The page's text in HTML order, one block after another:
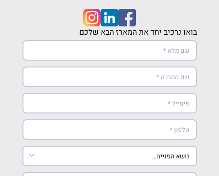
בואו נרכיב יחד את המארז הבא שלכם